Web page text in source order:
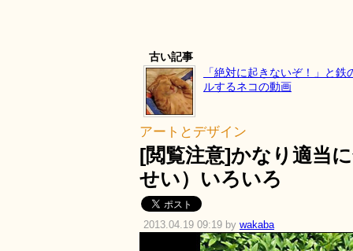
古い記事
「絶対に起きないぞ！」と鉄
ルするネコの動画
アートとデザイン
[閲覧注意]かなり適当
せい）いろいろ
2013.04.19 09:19 by wakaba